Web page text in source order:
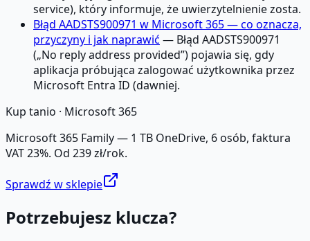
service), który informuje, że uwierzytelnienie zosta.
Błąd AADSTS900971 w Microsoft 365 — co oznacza,
przyczyny i jak naprawić — Błąd AADSTS900971
(„No reply address provided”) pojawia się, gdy
aplikacja próbująca zalogować użytkownika przez
Microsoft Entra ID (dawniej.
Kup tanio · Microsoft 365
Microsoft 365 Family — 1 TB OneDrive, 6 osób, faktura
VAT 23%. Od 239 zł/rok.
Sprawdź w sklepie
Potrzebujesz klucza?